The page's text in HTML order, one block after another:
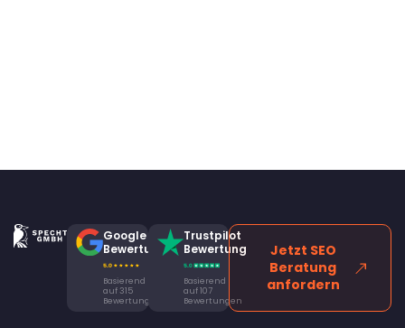
Google
Bewertung
Basierend
auf 315
Bewertungen
Trustpilot
Bewertung
Basierend
auf 107
Bewertungen
Jetzt SEO
Beratung
anfordern